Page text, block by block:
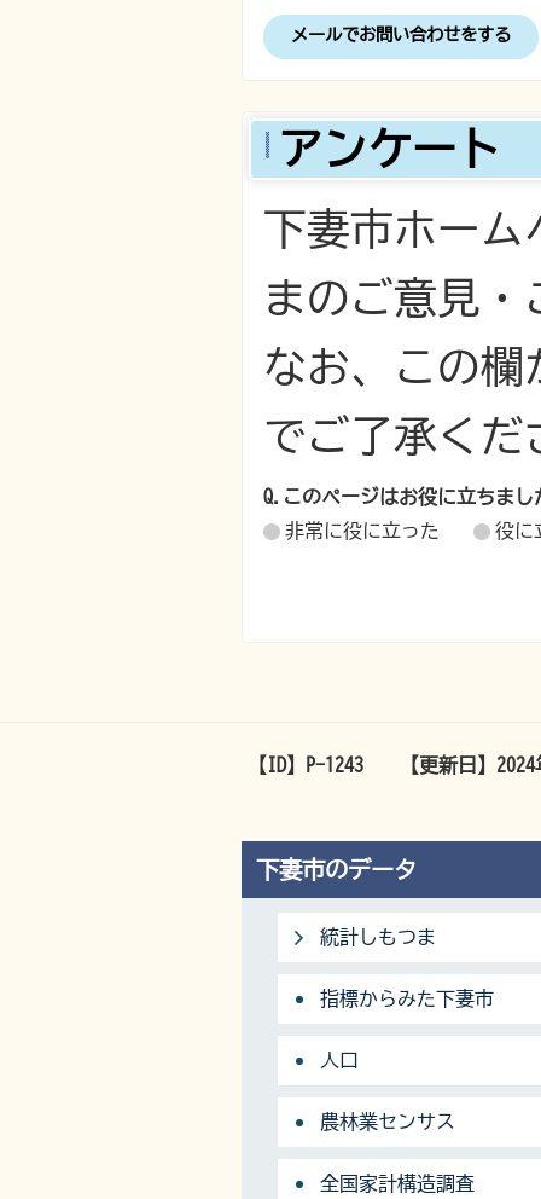
メールでお問い合わせをする
アンケート
下妻市ホー
まのご意見
なお、この欄
でご了承くだ
Q.このページはお役に立ちまし
非常に役に立った
役に
【ID】 P-1243 【更新日】
下妻市のデータ
統計しもつま
指標からみた下妻市
人口
農林業センサス
全国家計構造調査